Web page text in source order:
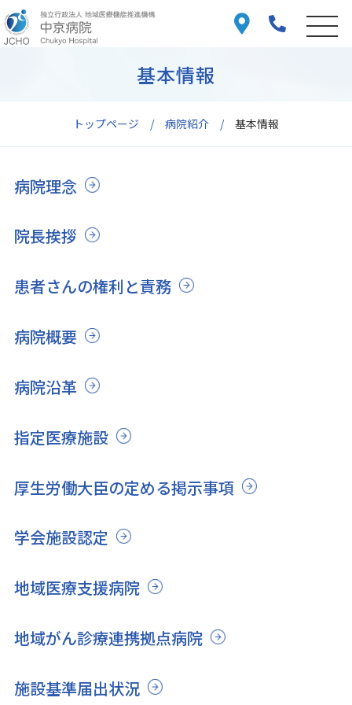
トップページ 病院紹介 基本情報
基本情報
病院理念
院長挨拶
患者さんの権利と責務
病院概要
病院沿革
指定医療施設
厚生労働大臣の定める掲示事項
学会施設認定
地域医療支援病院
地域がん診療連携拠点病院
施設基準届出状況